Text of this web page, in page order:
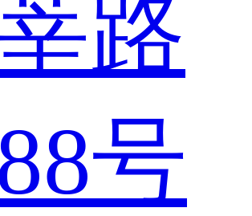
路
号